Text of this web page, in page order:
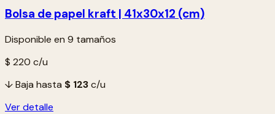
Bolsa de papel kraft | 41x30x12 (cm)
Disponible en 9 tamaños
$ 220 c/u
↓ Baja hasta $ 123c/u
Ver detalle